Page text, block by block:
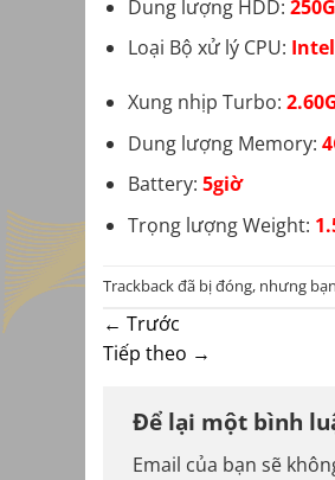
Dung lượng HDD:
Loại Bộ xử lý CPU:
Xung nhịp Turbo:
Dung lượng Memory:
Battery: 5giờ
Trọng lượng Weight:
Trackback đã bị đóng, nhưng
← Trước
Tiếp theo →
Để lại một bình
Email của bạn sẽ